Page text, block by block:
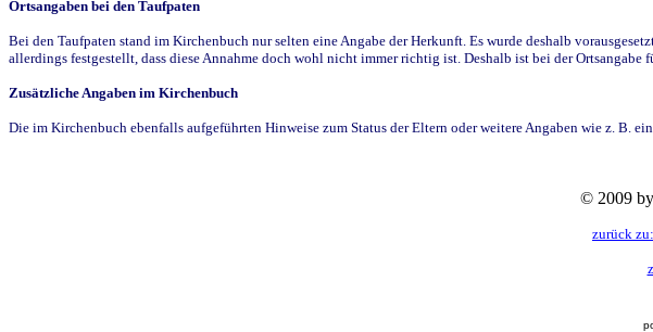
Ortsangaben bei den Taufpaten
Bei den Taufpaten stand im Kirchenbuch nur selten eine Angabe der Herkunft. Es wurde deshalb
allerdings festgestellt, dass diese Annahme doch wohl nicht immer richtig ist. Deshalb ist bei der
Zusätzliche Angaben im Kirchenbuch
Die im Kirchenbuch ebenfalls aufgeführten Hinweise zum Status der Eltern oder weitere Angaben wie z. B.
© 2009
zurück